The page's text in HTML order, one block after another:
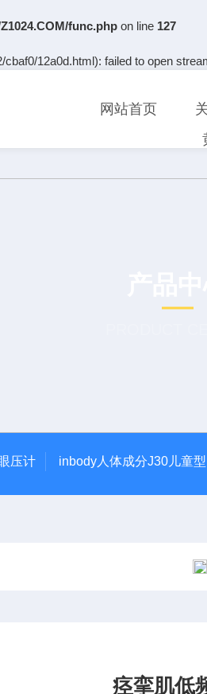
func.php on line 127
12a0d.html): failed to open
网站首页
压计 inbody人体成分J30儿童型
痉挛肌低